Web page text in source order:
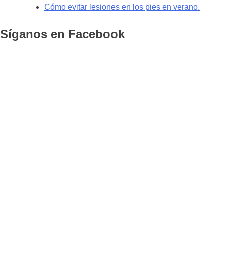
Cómo evitar lesiones en los pies en verano.
Síganos en Facebook